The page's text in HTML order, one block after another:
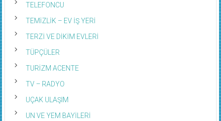
TELEFONCU
TEMİZLİK – EV İŞ YERİ
TERZİ VE DİKİM EVLERİ
TÜPÇÜLER
TURİZM ACENTE
TV – RADYO
UÇAK ULAŞIM
UN VE YEM BAYİLERİ